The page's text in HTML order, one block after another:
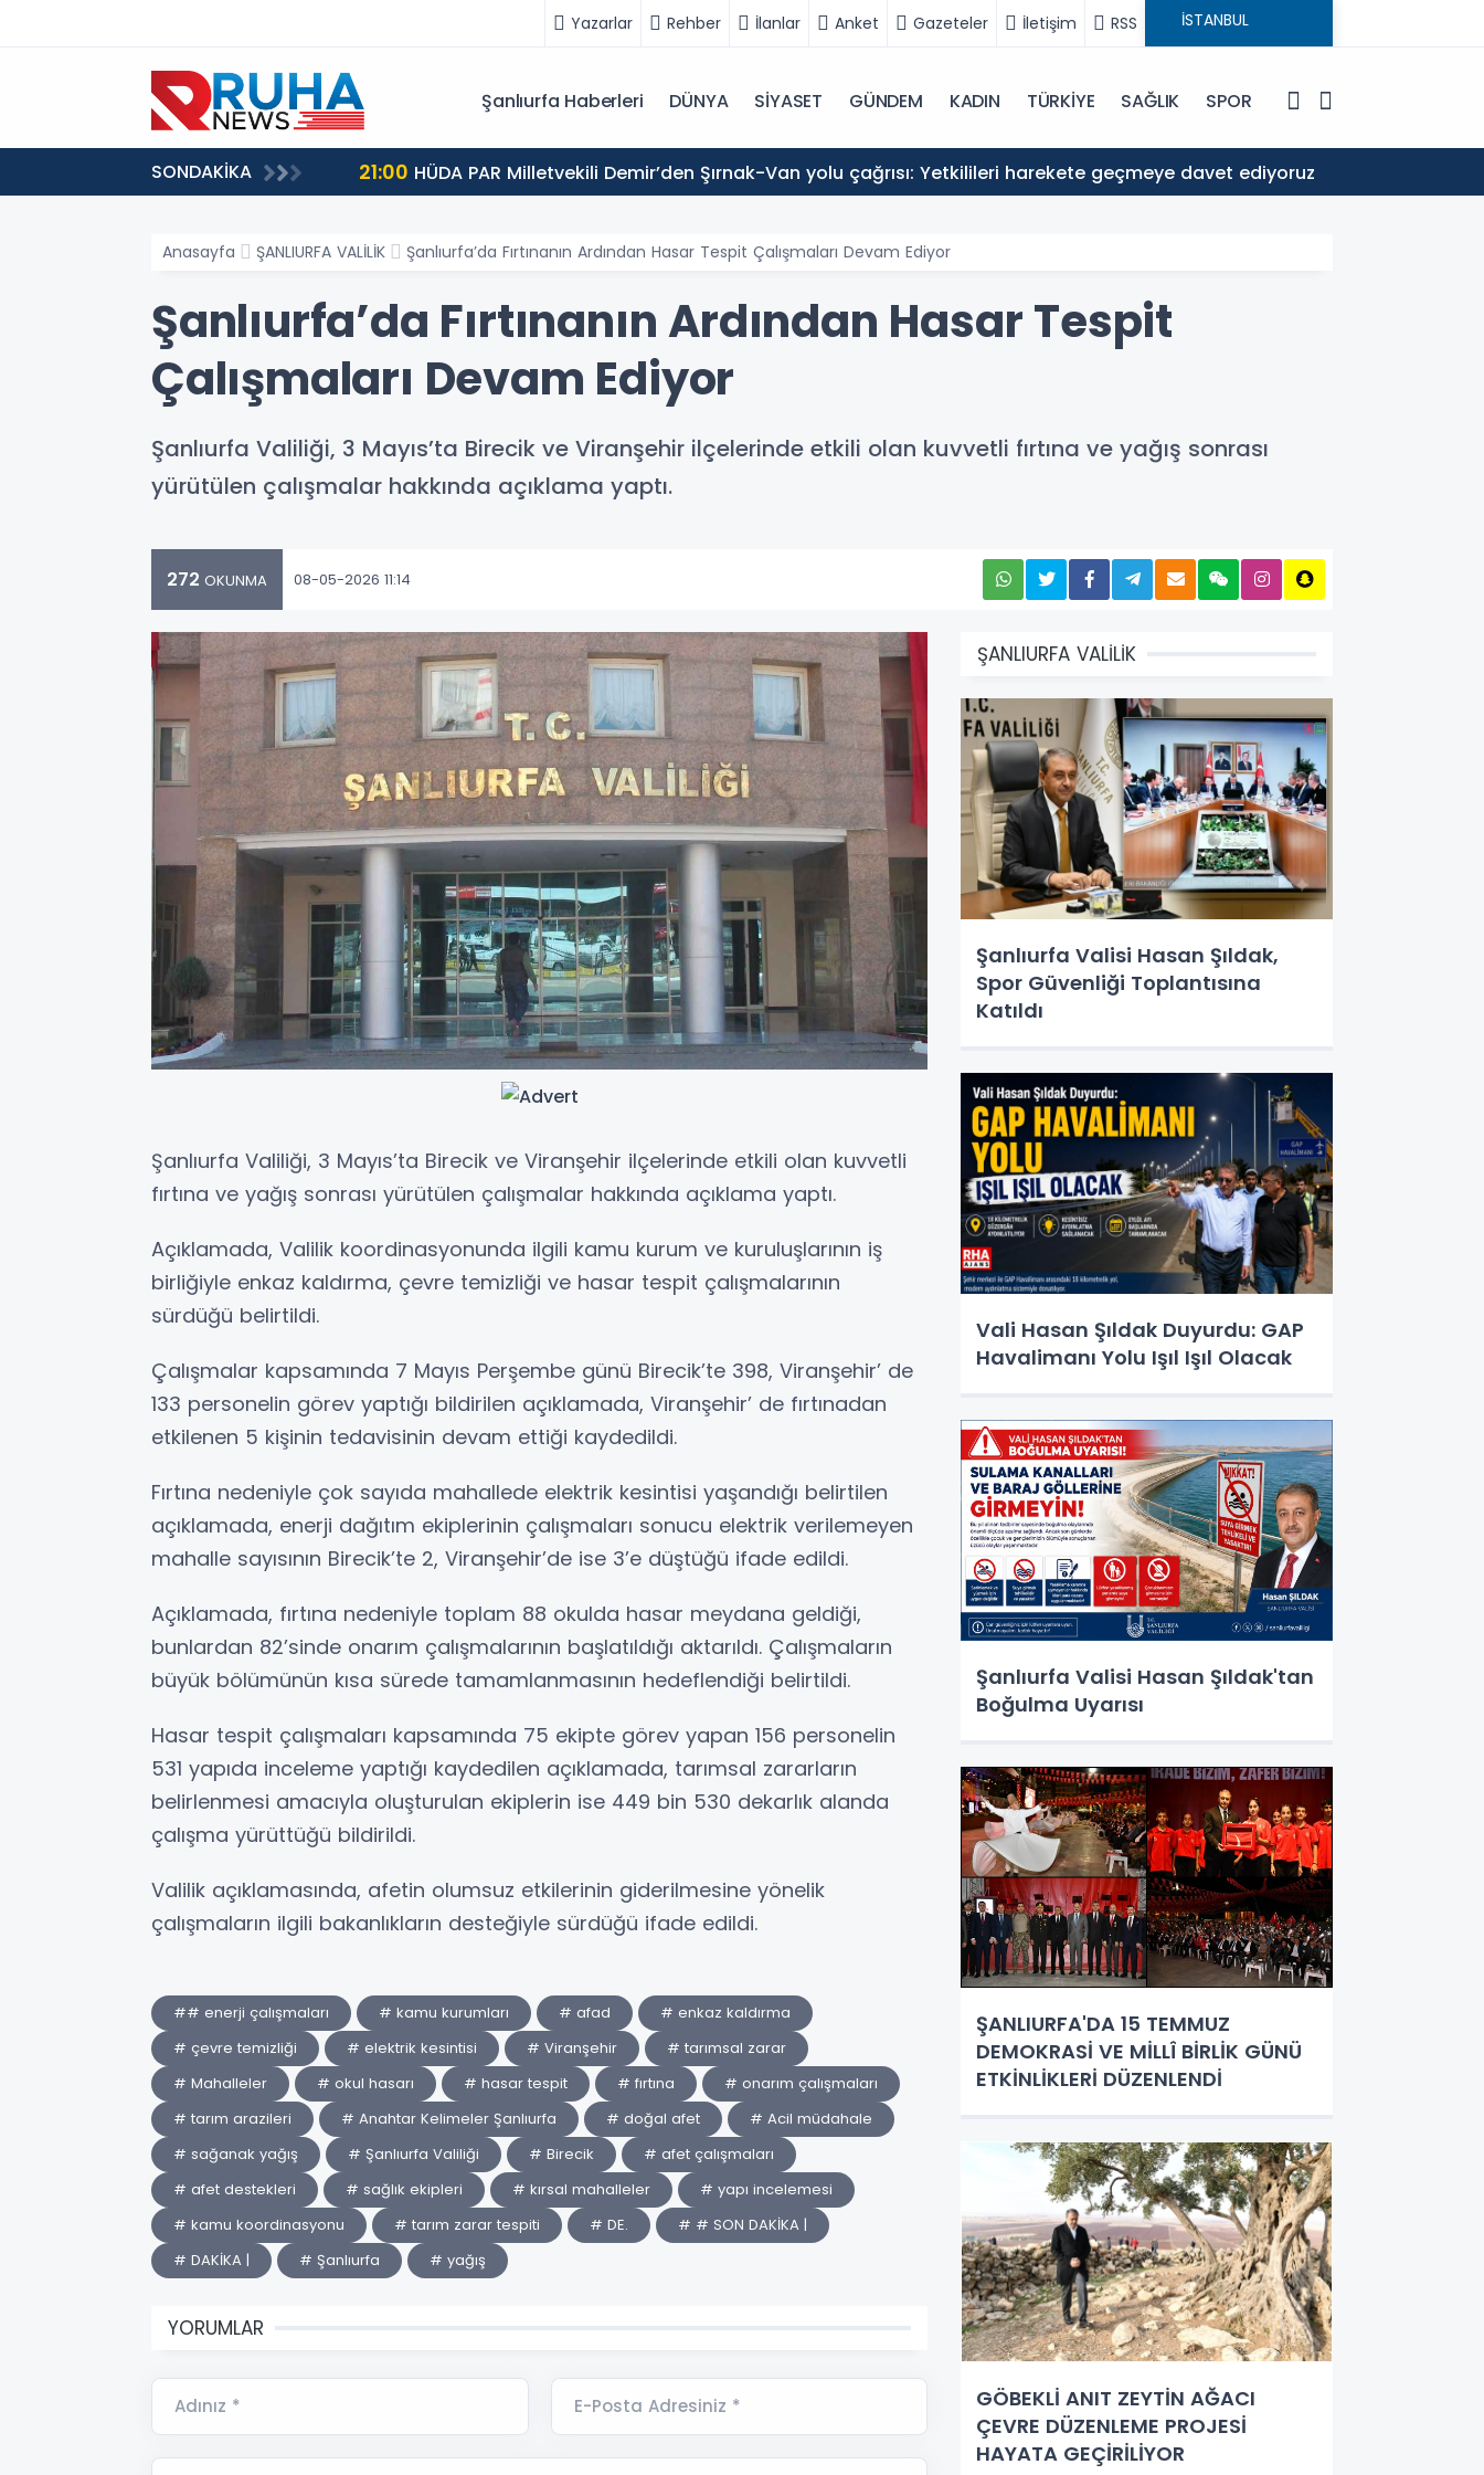
Yazarlar Rehber İlanlar Anket Gazeteler İletişim RSS
Şanlıurfa Haberleri DÜNYA SİYASET GÜNDEM KADIN TÜRKİYE SAĞLIK SPOR
SONDAKİKA 21:00 HÜDA PAR Milletvekili Demir’den Şırnak-Van yolu çağrısı: Yetkilileri harekete geçmeye davet ediyoruz
Anasayfa ŞANLIURFA VALİLİK Şanlıurfa’da Fırtınanın Ardından Hasar Tespit Çalışmaları Devam Ediyor
Şanlıurfa’da Fırtınanın Ardından Hasar Tespit
Çalışmaları Devam Ediyor
Şanlıurfa Valiliği, 3 Mayıs’ta Birecik ve Viranşehir ilçelerinde etkili olan kuvvetli fırtına ve yağış sonrası
yürütülen çalışmalar hakkında açıklama yaptı.
272 OKUNMA 08-05-2026 11:14
Şanlıurfa Valiliği, 3 Mayıs’ta Birecik ve Viranşehir ilçelerinde etkili olan kuvvetli
fırtına ve yağış sonrası yürütülen çalışmalar hakkında açıklama yaptı.
Açıklamada, Valilik koordinasyonunda ilgili kamu kurum ve kuruluşlarının iş
birliğiyle enkaz kaldırma, çevre temizliği ve hasar tespit çalışmalarının
sürdüğü belirtildi.
Çalışmalar kapsamında 7 Mayıs Perşembe günü Birecik’te 398, Viranşehir’ de
133 personelin görev yaptığı bildirilen açıklamada, Viranşehir’ de fırtınadan
etkilenen 5 kişinin tedavisinin devam ettiği kaydedildi.
Fırtına nedeniyle çok sayıda mahallede elektrik kesintisi yaşandığı belirtilen
açıklamada, enerji dağıtım ekiplerinin çalışmaları sonucu elektrik verilemeyen
mahalle sayısının Birecik’te 2, Viranşehir’de ise 3’e düştüğü ifade edildi.
Açıklamada, fırtına nedeniyle toplam 88 okulda hasar meydana geldiği,
bunlardan 82’sinde onarım çalışmalarının başlatıldığı aktarıldı. Çalışmaların
büyük bölümünün kısa sürede tamamlanmasının hedeflendiği belirtildi.
Hasar tespit çalışmaları kapsamında 75 ekipte görev yapan 156 personelin
531 yapıda inceleme yaptığı kaydedilen açıklamada, tarımsal zararların
belirlenmesi amacıyla oluşturulan ekiplerin ise 449 bin 530 dekarlık alanda
çalışma yürüttüğü bildirildi.
Valilik açıklamasında, afetin olumsuz etkilerinin giderilmesine yönelik
çalışmaların ilgili bakanlıkların desteğiyle sürdüğü ifade edildi.
## enerji çalışmaları # kamu kurumları # afad
# enkaz kaldırma
# çevre temizliği
# elektrik kesintisi # Viranşehir
# tarımsal zarar
# Mahalleler
# okul hasarı # hasar tespit # fırtına
# onarım çalışmaları
# tarım arazileri
# Anahtar Kelimeler Şanlıurfa # doğal afet
# Acil müdahale
# sağanak yağış
# Şanlıurfa Valiliği # Birecik
# afet çalışmaları
# afet destekleri
# sağlık ekipleri # kırsal mahalleler
# yapı incelemesi
# kamu koordinasyonu
# tarım zarar tespiti # DE.
# # SON DAKİKA |
# DAKİKA |
# Şanlıurfa # yağış
YORUMLAR
Adınız * E-Posta Adresiniz *
ŞANLIURFA VALİLİK
Şanlıurfa Valisi Hasan Şıldak,
Spor Güvenliği Toplantısına
Katıldı
Vali Hasan Şıldak Duyurdu: GAP
Havalimanı Yolu Işıl Işıl Olacak
Şanlıurfa Valisi Hasan Şıldak'tan
Boğulma Uyarısı
ŞANLIURFA'DA 15 TEMMUZ
DEMOKRASİ VE MİLLÎ BİRLİK GÜNÜ
ETKİNLİKLERİ DÜZENLENDİ
GÖBEKLİ ANIT ZEYTİN AĞACI
ÇEVRE DÜZENLEME PROJESİ
HAYATA GEÇİRİLİYOR